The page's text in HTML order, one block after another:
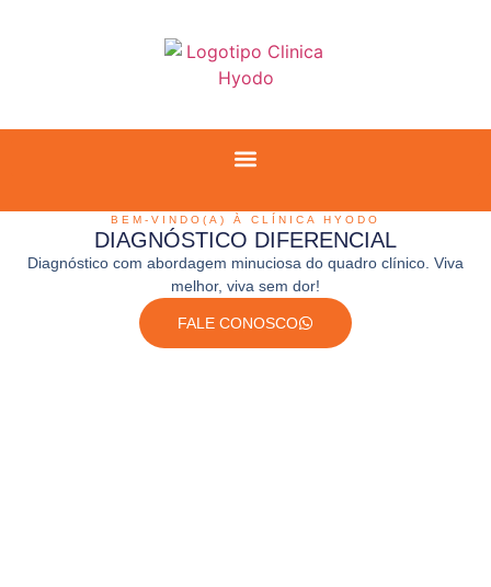
BEM-VINDO(A) À CLÍNICA HYODO
DIAGNÓSTICO DIFERENCIAL
Diagnóstico com abordagem minuciosa do quadro clínico. Viva
melhor, viva sem dor!
FALE CONOSCO